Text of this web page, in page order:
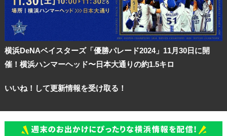
横浜DeNAベイスターズ「優勝パレード2024」11月30日に開
催！横浜ハンマーヘッド〜日本大通りの約1.5キロ
いいね！して更新情報を受け取る！